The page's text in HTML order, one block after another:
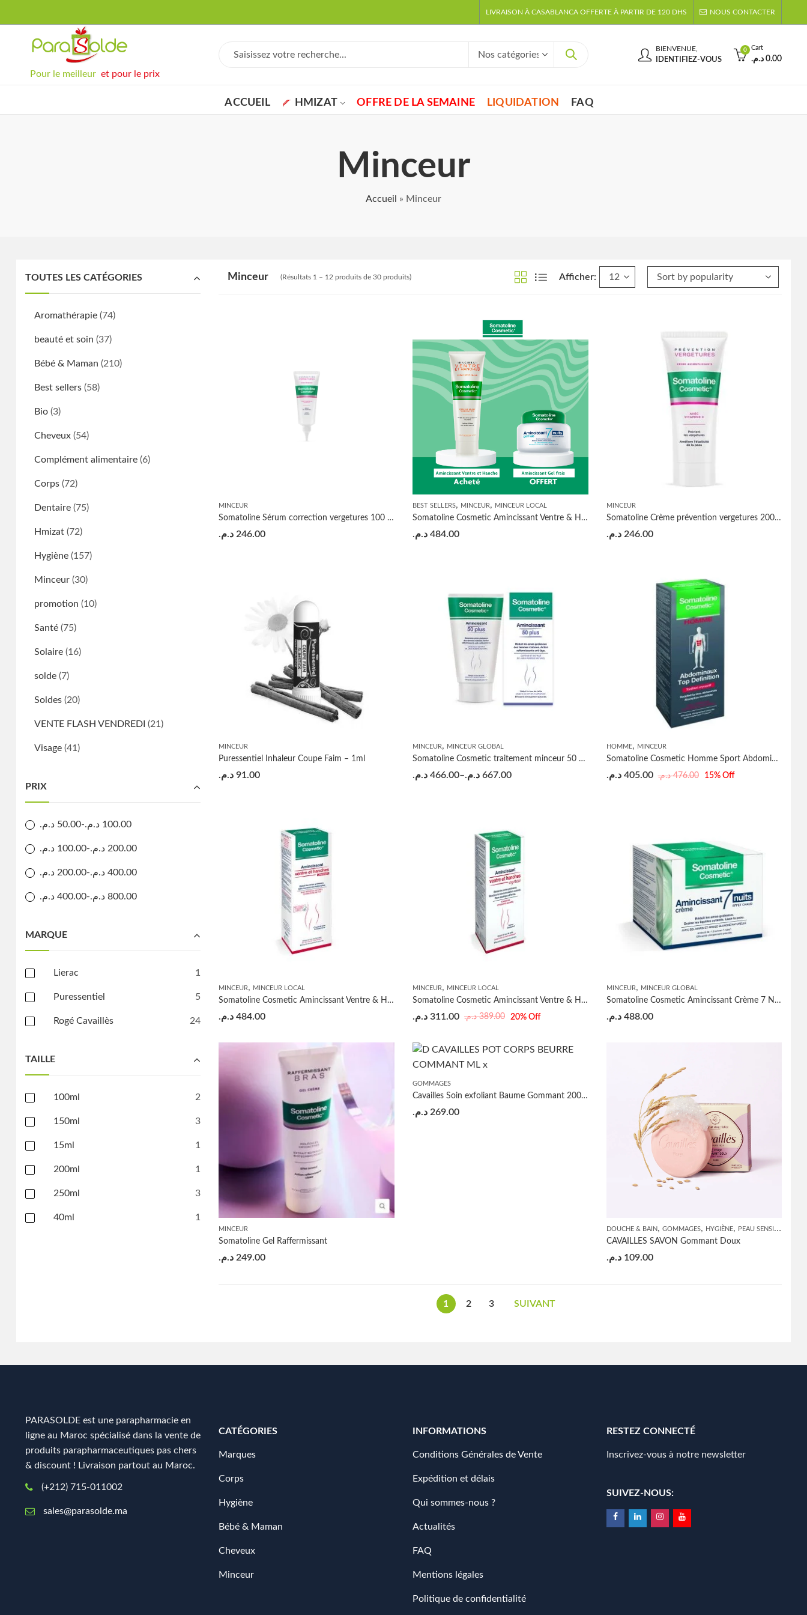
LIVRAISON À CASABLANCA OFFERTE À PARTIR DE 120 DHS NOUS CONTACTER
Pour le meilleur et pour le prix
BIENVENUE,
IDENTIFIEZ-VOUS
0 Cart
0.00 د.م.
ACCUEIL HMIZAT OFFRE DE LA SEMAINE LIQUIDATION FAQ
Minceur
Accueil » Minceur
Minceur (Résultats 1 – 12 produits de 30 produits) Afficher:
MINCEUR
Somatoline Sérum correction vergetures 100 ml
246.00 د.م.
BEST SELLERS, MINCEUR, MINCEUR LOCAL
Somatoline Cosmetic Amincissant Ventre & Hanches EFFET CHAUD 250ml=Amincissant 7 nuits gel frais OFFERT
484.00 د.م.
MINCEUR
Somatoline Crème prévention vergetures 200ml
246.00 د.م.
MINCEUR
Puressentiel Inhaleur Coupe Faim – 1ml
91.00 د.م.
MINCEUR, MINCEUR GLOBAL
Somatoline Cosmetic traitement minceur 50 plus 150ml – 250ml
466.00 د.م. – 667.00 د.م.
HOMME, MINCEUR
Somatoline Cosmetic Homme Sport Abdominaux Top Définition 200ml
476.00 د.م. 405.00 د.م. 15% Off
MINCEUR, MINCEUR LOCAL
Somatoline Cosmetic Amincissant Ventre & Hanches Cryogel 250ml
484.00 د.م.
MINCEUR, MINCEUR LOCAL
Somatoline Cosmetic Amincissant Ventre & Hanches Express 150ml
389.00 د.م. 311.00 د.م. 20% Off
MINCEUR, MINCEUR GLOBAL
Somatoline Cosmetic Amincissant Crème 7 Nuits Effet Chaud 400ml
488.00 د.م.
MINCEUR
Somatoline Gel Raffermissant
249.00 د.م.
GOMMAGES
Cavailles Soin exfoliant Baume Gommant 200ml
269.00 د.م.
DOUCHE & BAIN, GOMMAGES, HYGIÈNE, PEAU SENSIBLE
CAVAILLES SAVON Gommant Doux
109.00 د.م.
1 2 3 SUIVANT
TOUTES LES CATÉGORIES
Aromathérapie (74)
beauté et soin (37)
Bébé & Maman (210)
Best sellers (58)
Bio (3)
Cheveux (54)
Complément alimentaire (6)
Corps (72)
Dentaire (75)
Hmizat (72)
Hygiène (157)
Minceur (30)
promotion (10)
Santé (75)
Solaire (16)
solde (7)
Soldes (20)
VENTE FLASH VENDREDI (21)
Visage (41)
PRIX
50.00 د.م. - 100.00 د.م.
100.00 د.م. - 200.00 د.م.
200.00 د.م. - 400.00 د.م.
400.00 د.م. - 800.00 د.م.
MARQUE
Lierac 1
Puressentiel 5
Rogé Cavaillès 24
TAILLE
100ml 2
150ml 3
15ml 1
200ml 1
250ml 3
40ml 1
PARASOLDE est une parapharmacie en
ligne au Maroc spécialisé dans la vente de
produits parapharmaceutiques pas chers
& discount ! Livraison partout au Maroc.
(+212) 715-011002
sales@parasolde.ma
CATÉGORIES
Marques
Corps
Hygiène
Bébé & Maman
Cheveux
Minceur
INFORMATIONS
Conditions Générales de Vente
Expédition et délais
Qui sommes-nous ?
Actualités
FAQ
Mentions légales
Politique de confidentialité
RESTEZ CONNECTÉ
Inscrivez-vous à notre newsletter
SUIVEZ-NOUS: